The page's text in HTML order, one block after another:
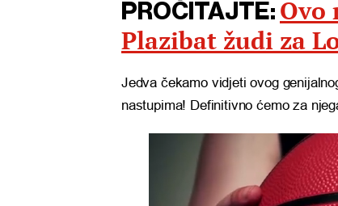
PROČITAJTE: Ovo
Plazibat žudi za
Jedva čekamo vidjeti ovog
nastupima! Definitivno ćemo za